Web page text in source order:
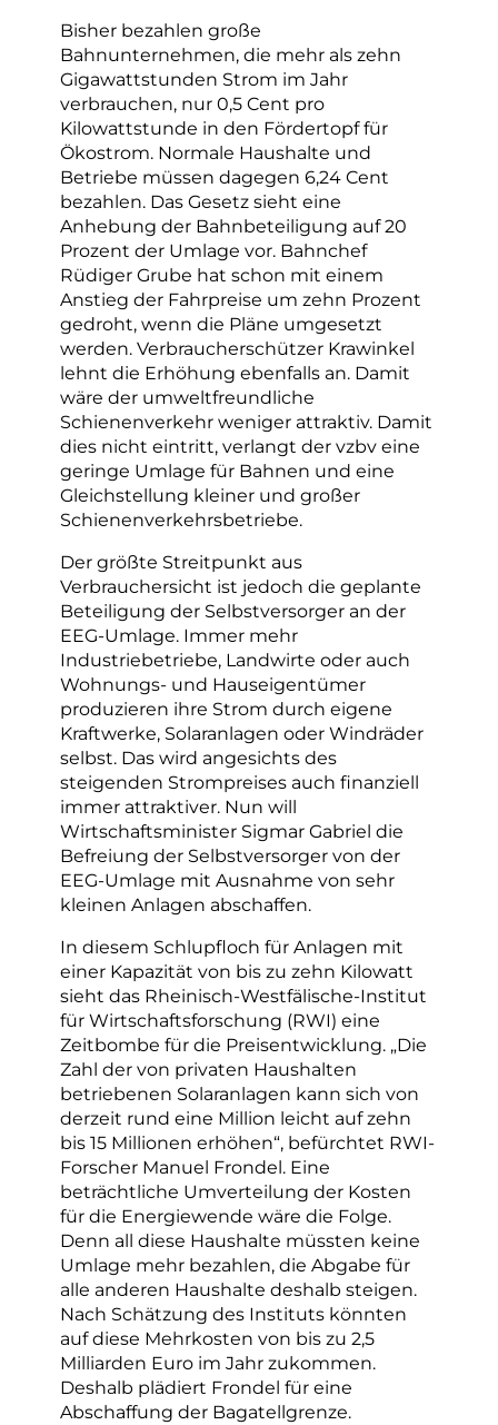
Bisher bezahlen große
Bahnunternehmen, die mehr als zehn
Gigawattstunden Strom im Jahr
verbrauchen, nur 0,5 Cent pro
Kilowattstunde in den Fördertopf für
Ökostrom. Normale Haushalte und
Betriebe müssen dagegen 6,24 Cent
bezahlen. Das Gesetz sieht eine
Anhebung der Bahnbeteiligung auf 20
Prozent der Umlage vor. Bahnchef
Rüdiger Grube hat schon mit einem
Anstieg der Fahrpreise um zehn Prozent
gedroht, wenn die Pläne umgesetzt
werden. Verbraucherschützer Krawinkel
lehnt die Erhöhung ebenfalls an. Damit
wäre der umweltfreundliche
Schienenverkehr weniger attraktiv. Damit
dies nicht eintritt, verlangt der vzbv eine
geringe Umlage für Bahnen und eine
Gleichstellung kleiner und großer
Schienenverkehrsbetriebe.
Der größte Streitpunkt aus
Verbrauchersicht ist jedoch die geplante
Beteiligung der Selbstversorger an der
EEG-Umlage. Immer mehr
Industriebetriebe, Landwirte oder auch
Wohnungs- und Hauseigentümer
produzieren ihre Strom durch eigene
Kraftwerke, Solaranlagen oder Windräder
selbst. Das wird angesichts des
steigenden Strompreises auch finanziell
immer attraktiver. Nun will
Wirtschaftsminister Sigmar Gabriel die
Befreiung der Selbstversorger von der
EEG-Umlage mit Ausnahme von sehr
kleinen Anlagen abschaffen.
In diesem Schlupfloch für Anlagen mit
einer Kapazität von bis zu zehn Kilowatt
sieht das Rheinisch-Westfälische-Institut
für Wirtschaftsforschung (RWI) eine
Zeitbombe für die Preisentwicklung. „Die
Zahl der von privaten Haushalten
betriebenen Solaranlagen kann sich von
derzeit rund eine Million leicht auf zehn
bis 15 Millionen erhöhen“, befürchtet RWI-
Forscher Manuel Frondel. Eine
beträchtliche Umverteilung der Kosten
für die Energiewende wäre die Folge.
Denn all diese Haushalte müssten keine
Umlage mehr bezahlen, die Abgabe für
alle anderen Haushalte deshalb steigen.
Nach Schätzung des Instituts könnten
auf diese Mehrkosten von bis zu 2,5
Milliarden Euro im Jahr zukommen.
Deshalb plädiert Frondel für eine
Abschaffung der Bagatellgrenze.